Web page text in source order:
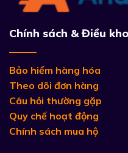
Chính sách & Điều
Bảo hiểm hàng hóa
Theo dõi đơn hàng
Câu hỏi thường gặp
Quy chế hoạt động
Chính sách mua hộ